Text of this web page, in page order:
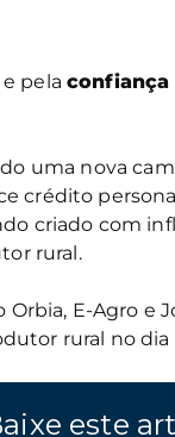
e pelaconfiança
uma nova
crédito
criado com
rural.
E-Agro e
rural no dia
este